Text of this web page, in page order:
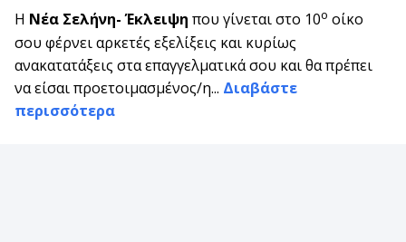
Η Νέα Σελήνη- Έκλειψη που γίνεται στο 10ο οίκο
σου φέρνει αρκετές εξελίξεις και κυρίως
ανακατατάξεις στα επαγγελματικά σου και θα πρέπει
να είσαι προετοιμασμένος/η... Διαβάστε
περισσότερα